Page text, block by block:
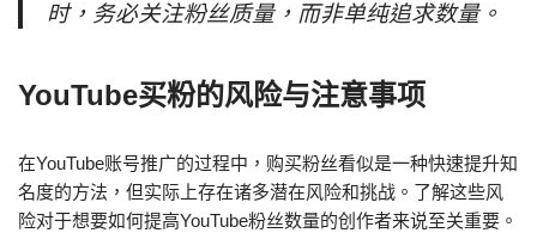
时，务必关注粉丝质量，而非单纯追求数量。
YouTube买粉的风险与注意事项
在YouTube账号推广的过程中，购买粉丝看似是一种快速提升知
名度的方法，但实际上存在诸多潜在风险和挑战。了解这些风
险对于想要如何提高YouTube粉丝数量的创作者来说至关重要。